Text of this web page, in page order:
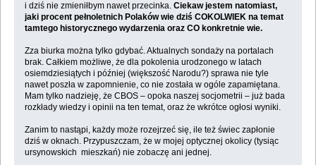
i dziś nie zmieniłbym nawet przecinka. Ciekaw jestem natomiast,
jaki procent pełnoletnich Polaków wie dziś COKOLWIEK na temat
tamtego historycznego wydarzenia oraz CO konkretnie wie.
Zza biurka można tylko gdybać. Aktualnych sondaży na portalach
brak. Całkiem możliwe, że dla pokolenia urodzonego w latach
osiemdziesiątych i później (większość Narodu?) sprawa nie tyle
nawet poszła w zapomnienie, co nie została w ogóle zapamiętana.
Mam tylko nadzieję, że CBOS – opoka naszej socjometrii – już bada
rozkłady wiedzy i opinii na ten temat, oraz że wkrótce ogłosi wyniki.
Zanim to nastąpi, każdy może rozejrzeć się, ile też świec zapłonie
dziś w oknach. Przypuszczam, że w mojej optycznej okolicy (tysiąc
ursynowskich mieszkań) nie zobaczę ani jednej.